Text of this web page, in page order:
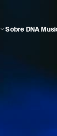
Sobre DNA